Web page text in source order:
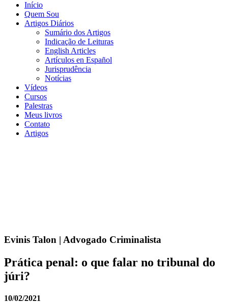
Início
Quem Sou
Artigos Diários
Sumário dos Artigos
Indicação de Leituras
English Articles
Artículos en Español
Jurisprudência
Notícias
Vídeos
Cursos
Palestras
Meus livros
Contato
Artigos
Evinis Talon | Advogado Criminalista
Prática penal: o que falar no tribunal do
júri?
10/02/2021